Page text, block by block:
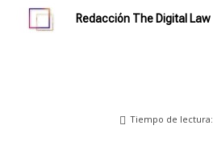
Redacción The Digital Law
Tiempo de lectura: